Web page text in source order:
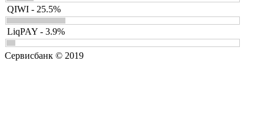
QIWI - 25.5%
LiqPAY - 3.9%
Сервисбанк © 2019